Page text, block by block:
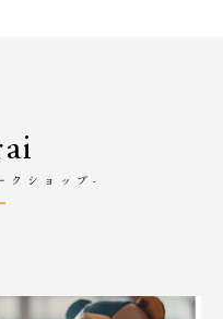
クショップ-